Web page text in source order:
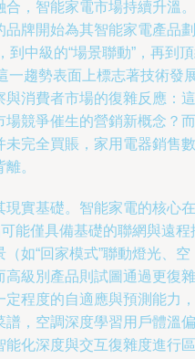
，智能家電市場持續升溫。
牌開始為其智能家電產品劃
中級的“場景聯動”，再到
一趨勢表面上標志著技術發
消費者市場的復雜反應：這
競爭催生的營銷新概念？而
完全買賬，家用電器銷售數
。
實基礎。智能家電的核心在
能僅具備基礎的聯網與遠程
如“回家模式”聯動燈光、空
級別產品則試圖通過更復雜
程度的自適應與預測能力，
，空調深度學習用戶體溫偏
化深度與交互復雜度進行區